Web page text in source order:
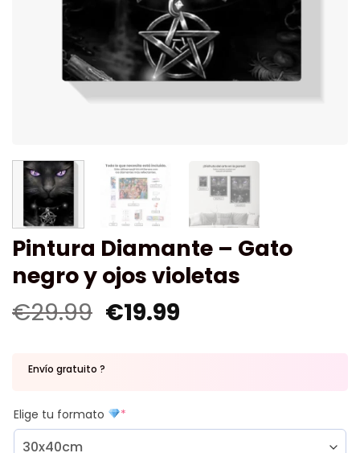
Pintura Diamante – Gato
negro y ojos violetas
€29.99 €19.99
Envío gratuito ?
Elige tu formato *